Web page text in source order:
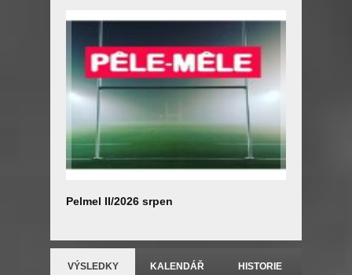
Pelmel II/2026 srpen
VÝSLEDKY KALENDÁŘ HISTORIE